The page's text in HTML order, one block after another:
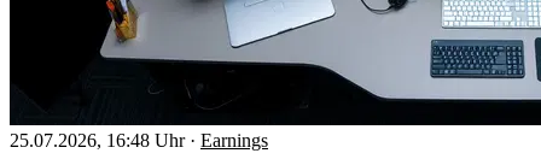
25.07.2026, 16:48 Uhr · Earnings